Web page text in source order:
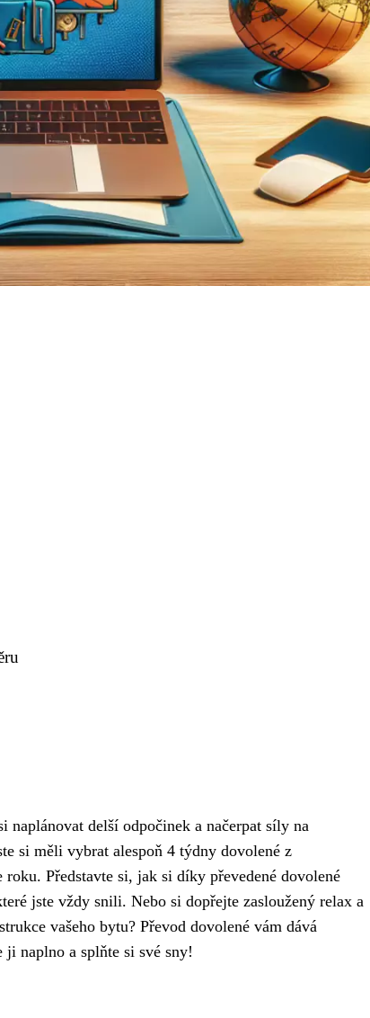
delší odpočinek a načerpat síly na
si měli vybrat alespoň 4 týdny dovolené z
Představte si, jak si díky převedené dovolené
jste vždy snili. Nebo si dopřejte zasloužený relax a
vašeho bytu? Převod dovolené vám dává
naplno a splňte si své sny!